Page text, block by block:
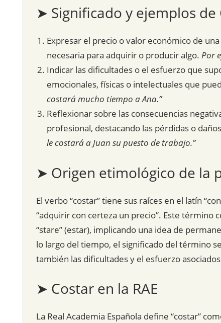
➤ Significado y ejemplos de
Expresar el precio o valor económico de
necesaria para adquirir o producir algo. Por
Indicar las dificultades o el esfuerzo que
emocionales, físicas o intelectuales que
costará mucho tiempo a Ana.”
Reflexionar sobre las consecuencias
profesional, destacando las pérdidas o
le costará a Juan su puesto de trabajo.”
➤ Origen etimológico de la
El verbo “costar” tiene sus raíces en el latín
“adquirir con certeza un precio”. Este término
“stare” (estar), implicando una idea de
lo largo del tiempo, el significado del término
también las dificultades y el esfuerzo
➤ Costar en la RAE
La Real Academia Española define “costar”